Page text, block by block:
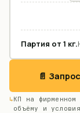
Партия от 1 кг.
📄
КП на
объёму и